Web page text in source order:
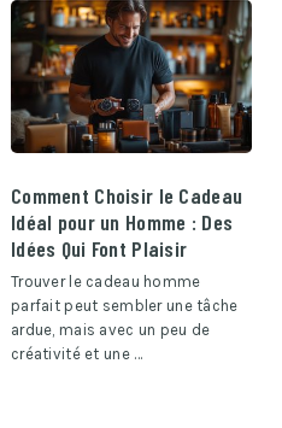
Comment Choisir le Cadeau
Idéal pour un Homme : Des
Idées Qui Font Plaisir
Trouver le cadeau homme
parfait peut sembler une tâche
ardue, mais avec un peu de
créativité et une …